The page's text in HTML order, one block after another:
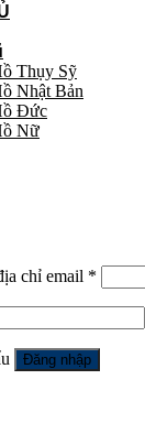
Thụy Sỹ
Nhật Bản
Đức
Nữ
chỉ email *
Đăng nhập